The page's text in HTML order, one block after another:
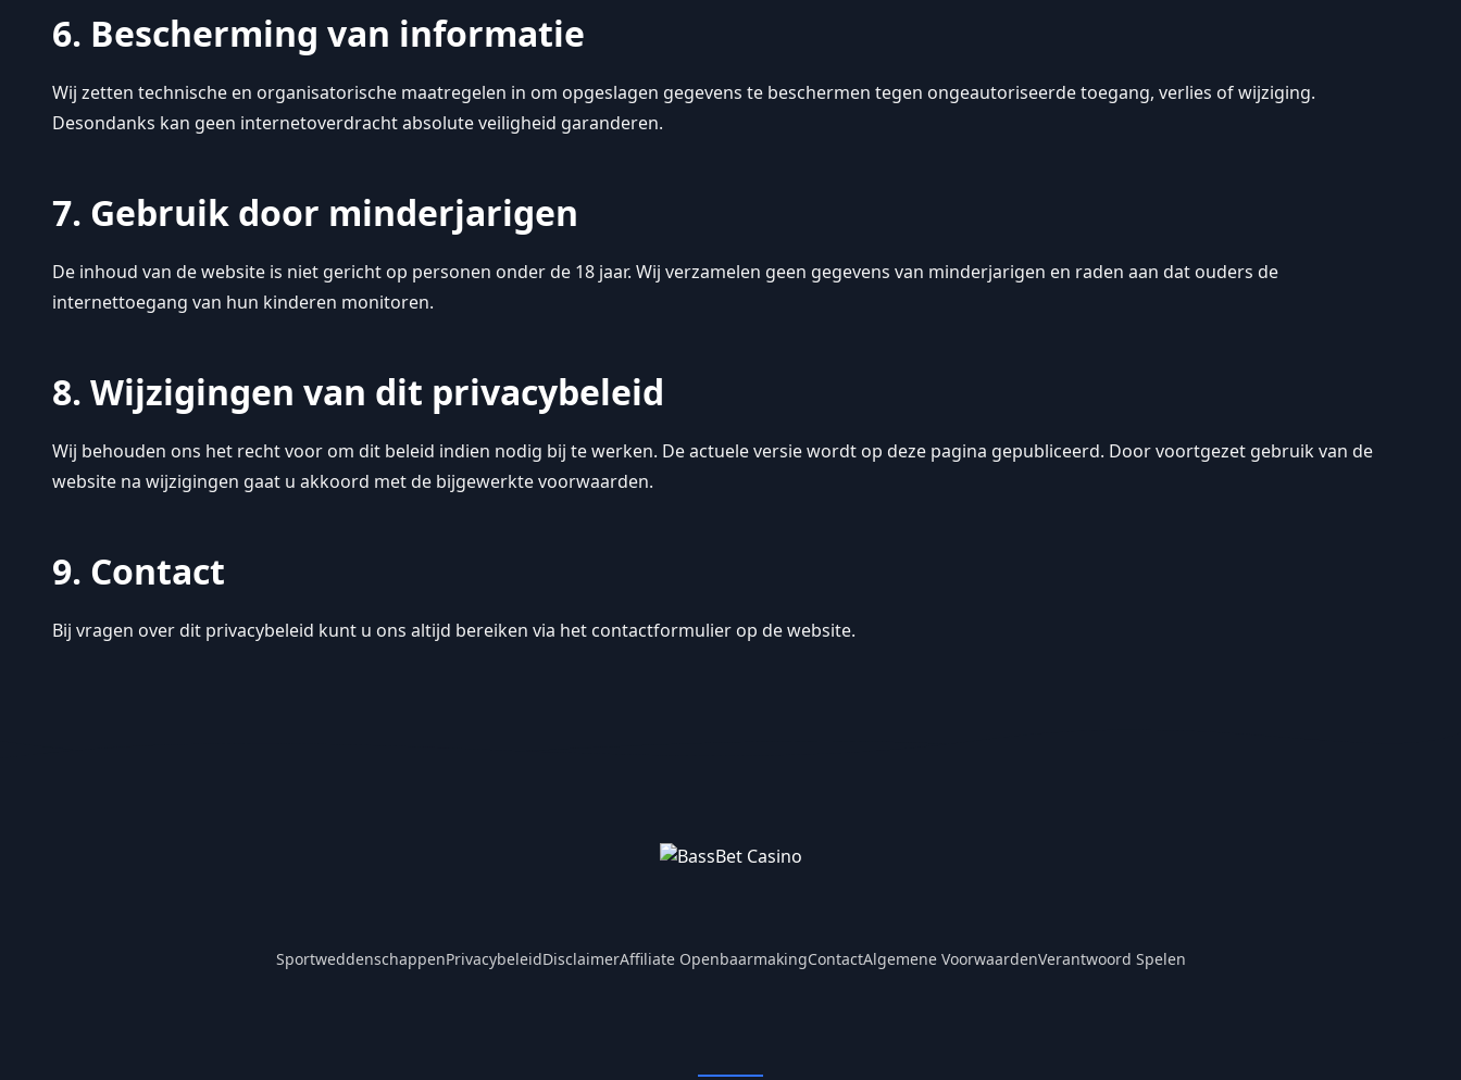
6. Bescherming van informatie
Wij zetten technische en organisatorische maatregelen in om opgeslagen gegevens te beschermen tegen ongeautoriseerde toegang, verlies of wijziging.
Desondanks kan geen internetoverdracht absolute veiligheid garanderen.
7. Gebruik door minderjarigen
De inhoud van de website is niet gericht op personen onder de 18 jaar. Wij verzamelen geen gegevens van minderjarigen en raden aan dat ouders de
internettoegang van hun kinderen monitoren.
8. Wijzigingen van dit privacybeleid
Wij behouden ons het recht voor om dit beleid indien nodig bij te werken. De actuele versie wordt op deze pagina gepubliceerd. Door voortgezet gebruik van de
website na wijzigingen gaat u akkoord met de bijgewerkte voorwaarden.
9. Contact
Bij vragen over dit privacybeleid kunt u ons altijd bereiken via het contactformulier op de website.
SportweddenschappenPrivacybeleidDisclaimerAffiliate OpenbaarmakingContactAlgemene VoorwaardenVerantwoord Spelen